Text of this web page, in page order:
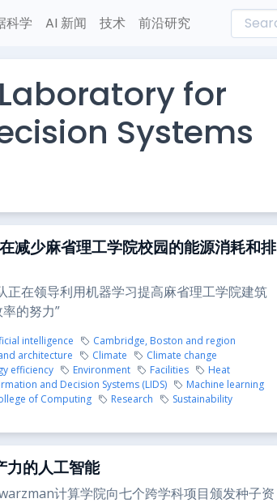
科学 AI 新闻 技术 前沿研究
for
Systems
减少麻省理工学院校园的能源消耗和排
正在领导利用机器学习提高麻省理工学院建筑
的努力”
intelligence
Cambridge, Boston and region
architecture
Climate
Climate change
efficiency Environment Facilities
Heat
and Decision Systems (LIDS)
Machine learning
of Computing
Research Sustainability
力的人工智能
计算学院向七个跨学科项目颁发种子资